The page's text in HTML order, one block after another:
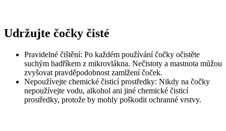
Udržujte čočky čisté
Pravidelné čištění: Po každém používání čočky očistěte
suchým hadříkem z mikrovlákna. Nečistoty a mastnota můžou
zvyšovat pravděpodobnost zamlžení čoček.
Nepoužívejte chemické čisticí prostředky: Nikdy na čočky
nepoužívejte vodu, alkohol ani jiné chemické čisticí
prostředky, protože by mohly poškodit ochranné vrstvy.